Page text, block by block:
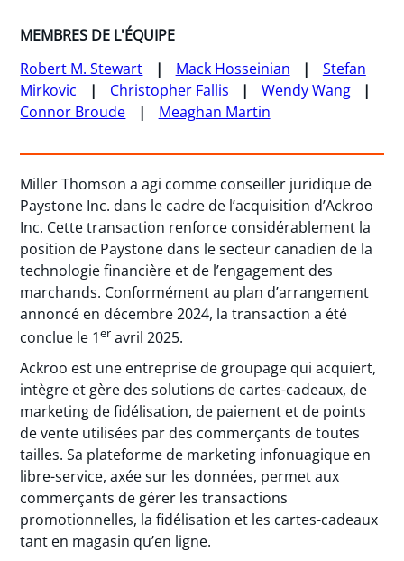
MEMBRES DE L'ÉQUIPE
Robert M. Stewart
Mack Hosseinian
Stefan
Mirkovic
Christopher Fallis
Wendy Wang
Connor Broude
Meaghan Martin
Miller Thomson a agi comme conseiller juridique de
Paystone Inc. dans le cadre de l’acquisition d’Ackroo
Inc. Cette transaction renforce considérablement la
position de Paystone dans le secteur canadien de la
technologie financière et de l’engagement des
marchands. Conformément au plan d’arrangement
annoncé en décembre 2024, la transaction a été
conclue le 1er avril 2025.
Ackroo est une entreprise de groupage qui acquiert,
intègre et gère des solutions de cartes-cadeaux, de
marketing de fidélisation, de paiement et de points
de vente utilisées par des commerçants de toutes
tailles. Sa plateforme de marketing infonuagique en
libre-service, axée sur les données, permet aux
commerçants de gérer les transactions
promotionnelles, la fidélisation et les cartes-cadeaux
tant en magasin qu’en ligne.